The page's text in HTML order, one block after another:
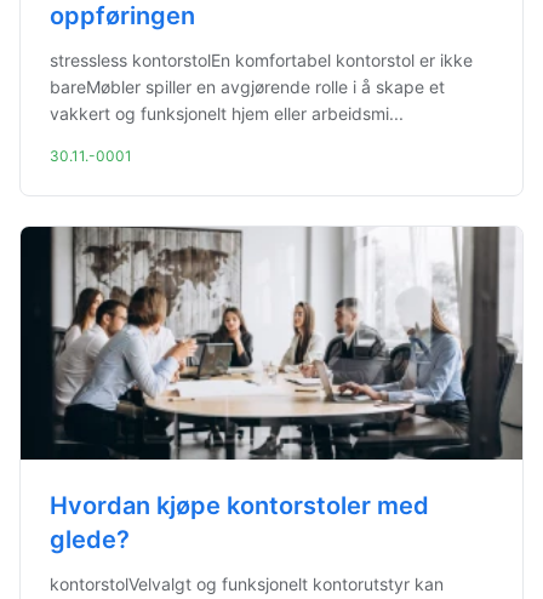
oppføringen
stressless kontorstolEn komfortabel kontorstol er ikke
bareMøbler spiller en avgjørende rolle i å skape et
vakkert og funksjonelt hjem eller arbeidsmi...
30.11.-0001
Hvordan kjøpe kontorstoler med
glede?
kontorstolVelvalgt og funksjonelt kontorutstyr kan